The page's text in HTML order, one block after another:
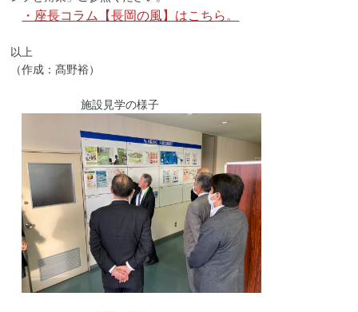
・座長コラム【長岡の風】はこちら。
以上
（作成：髙野裕）
施設見学の様子